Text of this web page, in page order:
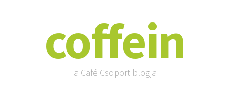
coffein
a Café Csoport blogja